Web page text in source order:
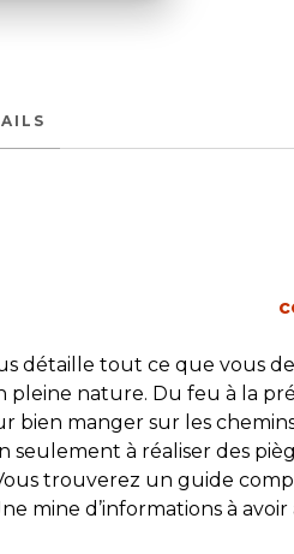
détaille tout ce que vous
pleine nature. Du feu à la
bien manger sur les
seulement à réaliser des
trouverez un guide
mine d’informations à